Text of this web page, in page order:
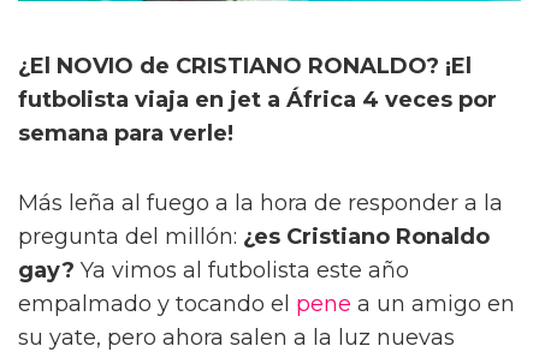
¿El NOVIO de CRISTIANO RONALDO? ¡El
futbolista viaja en jet a África 4 veces por
semana para verle!
Más leña al fuego a la hora de responder a la
pregunta del millón: ¿es Cristiano Ronaldo
gay? Ya vimos al futbolista este año
empalmado y tocando el pene a un amigo en
su yate, pero ahora salen a la luz nuevas